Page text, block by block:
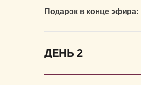
Подарок в конце эфира:
ДЕНЬ 2